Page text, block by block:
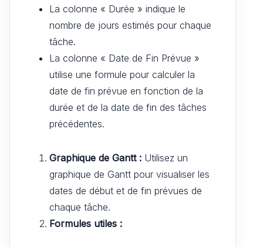
La colonne « Durée » indique le
nombre de jours estimés pour chaque
tâche.
La colonne « Date de Fin Prévue »
utilise une formule pour calculer la
date de fin prévue en fonction de la
durée et de la date de fin des tâches
précédentes.
Graphique de Gantt : Utilisez un
graphique de Gantt pour visualiser les
dates de début et de fin prévues de
chaque tâche.
Formules utiles :